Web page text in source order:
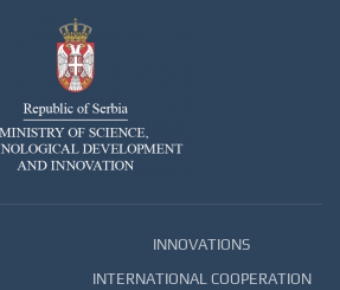
INNOVATIONS
INTERNATIONAL COOPERATION